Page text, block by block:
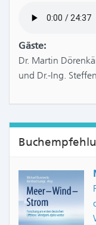
Gäste:
Dr. Martin
und Dr.-Ing.